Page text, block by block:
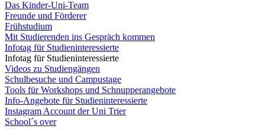
Das Kinder-Uni-Team
Freunde und Förderer
Frühstudium
Mit Studierenden ins Gespräch kommen
Infotag für Studieninteressierte
Infotag für Studieninteressierte
Videos zu Studiengängen
Schulbesuche und Campustage
Tools für Workshops und Schnupperangebote
Info-Angebote für Studieninteressierte
Instagram Account der Uni Trier
School´s over